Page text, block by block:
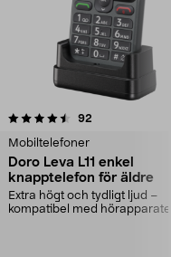
92
Mobiltelefoner
Doro Leva L11 enkel
knapptelefon för äldre
Extra högt och tydligt ljud –
kompatibel med hörapparater
4.5 av 5 stjärnor